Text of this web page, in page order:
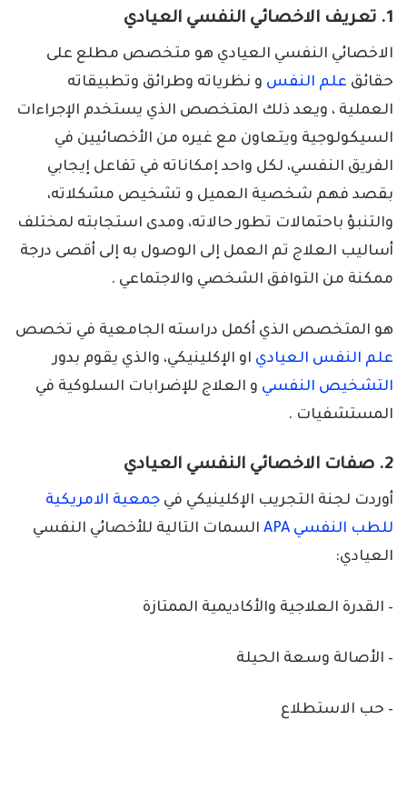
1. تعريف الاخصائي النفسي العيادي
الاخصائي النفسي العيادي هو متخصص مطلع على
حقائق علم النفس و نظرياته وطرائق وتطبيقاته
العملية ، ويعد ذلك المتخصص الذي يستخدم الإجراءات
السيكولوجية ويتعاون مع غيره من الأخصائيين في
الفريق النفسي، لكل واحد إمكاناته في تفاعل إيجابي
بقصد فهم شخصية العميل و تشخيص مشكلاته،
والتنبؤ باحتمالات تطور حالاته، ومدى استجابته لمختلف
أساليب العلاج تم العمل إلى الوصول به إلى أقصى درجة
ممكنة من التوافق الشخصي والاجتماعي .
هو المتخصص الذي أكمل دراسته الجامعية في تخصص
علم النفس العيادي او الإكلينيكي، والذي يقوم بدور
التشخيص النفسي و العلاج للإضرابات السلوكية في
المستشفيات .
2. صفات الاخصائي النفسي العيادي
أوردت لجنة التجريب الإكلينيكي في جمعية الامريكية
للطب النفسي APA
السمات التالية للأخصائي النفسي
العيادي:
– القدرة العلاجية والأكاديمية الممتازة
– الأصالة وسعة الحيلة
– حب الاستطلاع